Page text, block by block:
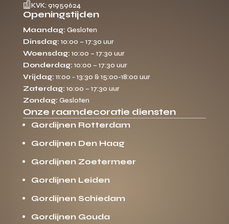
 KVK: 91959624
Openingstijden
Maandag: Gesloten
Dinsdag: 10:00 – 17:30 uur
Woensdag: 10:00 – 17:30 uur
Donderdag: 10:00 – 17:30 uur
Vrijdag: 11:00 - 13:30 & 15:00-18:00 uur
Zaterdag: 10:00 – 17:30 uur
Zondag: Gesloten
Onze raamdecoratie diensten
Gordijnen Rotterdam
Gordijnen Den Haag
Gordijnen Zoetermeer
Gordijnen Leiden
Gordijnen Schiedam
Gordijnen Gouda